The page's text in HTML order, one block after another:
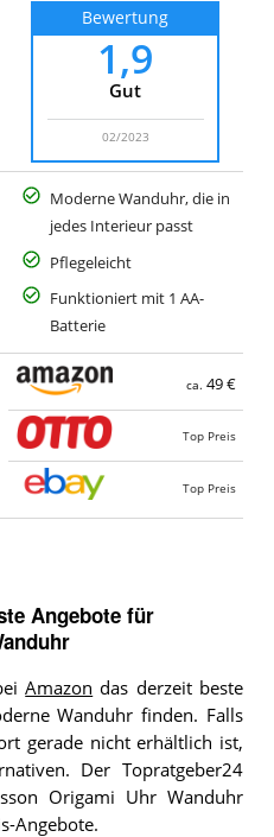
Bewertung
1,9
Gut
02/2023
Moderne Wanduhr, die in
jedes Interieur passt
Pflegeleicht
Funktioniert mit 1 AA-
Batterie
ca. 49 €
Top Preis
Top Preis
Angebote für
Amazon das derzeit beste
Wanduhr finden. Falls
gerade nicht erhältlich ist,
Der Topratgeber24
Origami Uhr Wanduhr
Angebote.